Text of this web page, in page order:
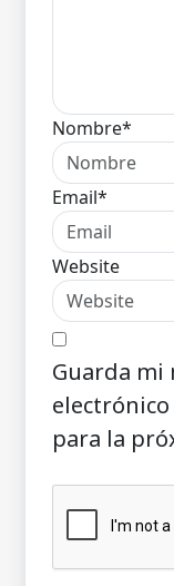
Nombre*
Email*
Website
Guarda mi
para la